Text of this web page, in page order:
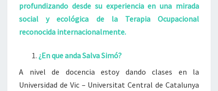
profundizando desde su experiencia en una mirada
social y ecológica de la Terapia Ocupacional
reconocida internacionalmente.
¿En que anda Salva Simó?
A nivel de docencia estoy dando clases en la
Universidad de Vic – Universitat Central de Catalunya